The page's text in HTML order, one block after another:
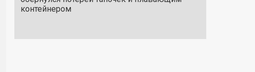
контейнером